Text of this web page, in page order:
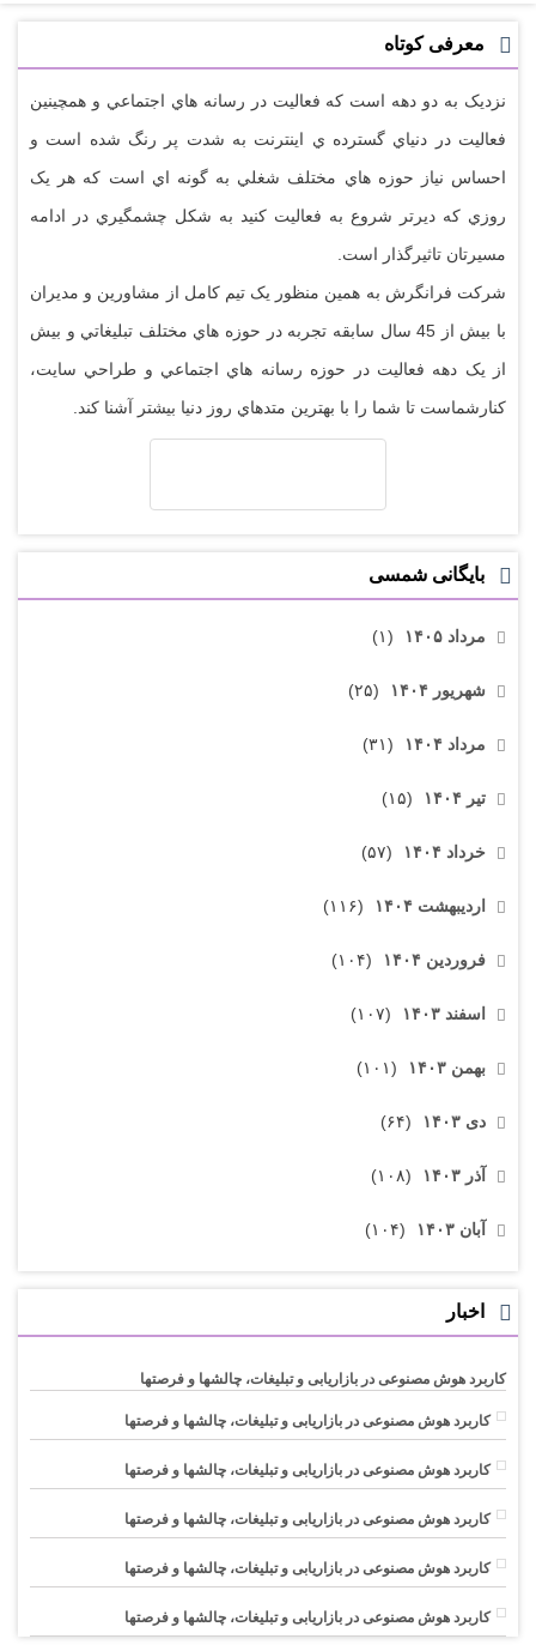
معرفی کوتاه
نزديک به دو دهه است که فعاليت در رسانه هاي اجتماعي و همچينين
فعاليت در دنياي گسترده ي اينترنت به شدت پر رنگ شده است و
احساس نياز حوزه هاي مختلف شغلي به گونه اي است که هر يک
روزي که ديرتر شروع به فعاليت کنيد به شکل چشمگيري در ادامه
مسيرتان تاثيرگذار است.
شرکت فرانگرش به همين منظور يک تيم کامل از مشاورين و مديران
با بيش از 45 سال سابقه تجربه در حوزه هاي مختلف تبليغاتي و بيش
از يک دهه فعاليت در حوزه رسانه هاي اجتماعي و طراحي سايت،
کنارشماست تا شما را با بهترين متدهاي روز دنيا بيشتر آشنا کند.
بایگانی شمسی
مرداد ۱۴۰۵ (۱)
شهریور ۱۴۰۴ (۲۵)
مرداد ۱۴۰۴ (۳۱)
تیر ۱۴۰۴ (۱۵)
خرداد ۱۴۰۴ (۵۷)
اردیبهشت ۱۴۰۴ (۱۱۶)
فروردین ۱۴۰۴ (۱۰۴)
اسفند ۱۴۰۳ (۱۰۷)
بهمن ۱۴۰۳ (۱۰۱)
دی ۱۴۰۳ (۶۴)
آذر ۱۴۰۳ (۱۰۸)
آبان ۱۴۰۳ (۱۰۴)
اخبار
کاربرد هوش مصنوعی در بازاریابی و تبلیغات، چالشها و فرصتها
کاربرد هوش مصنوعی در بازاریابی و تبلیغات، چالشها و فرصتها
کاربرد هوش مصنوعی در بازاریابی و تبلیغات، چالشها و فرصتها
کاربرد هوش مصنوعی در بازاریابی و تبلیغات، چالشها و فرصتها
کاربرد هوش مصنوعی در بازاریابی و تبلیغات، چالشها و فرصتها
کاربرد هوش مصنوعی در بازاریابی و تبلیغات، چالشها و فرصتها